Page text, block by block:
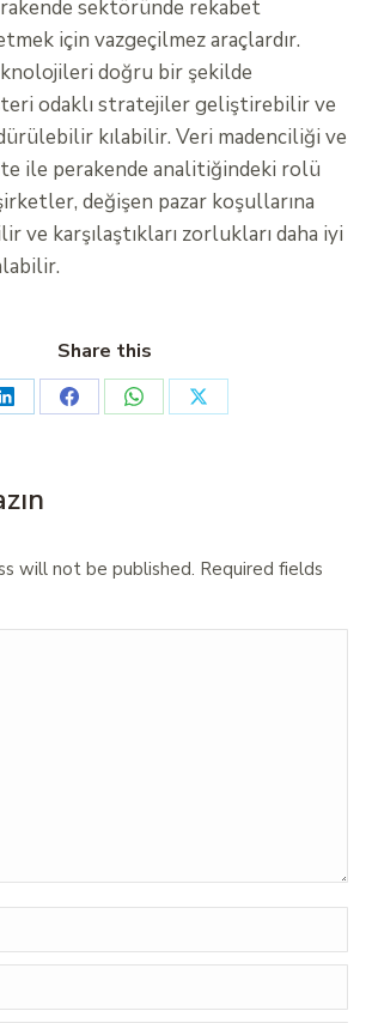
sektöründe rekabet
için vazgeçilmez araçlardır.
doğru bir şekilde
odaklı stratejiler geliştirebilir ve
kılabilir. Veri madenciliği ve
ile perakende analitiğindeki rolü
değişen pazar koşullarına
ve karşılaştıkları zorlukları daha iyi
Share this
will not be published. Required fields